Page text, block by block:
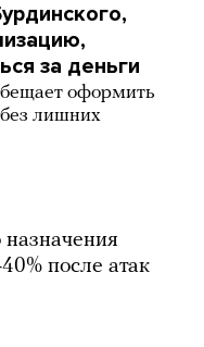
за деньги
оформить
лишних
после атак